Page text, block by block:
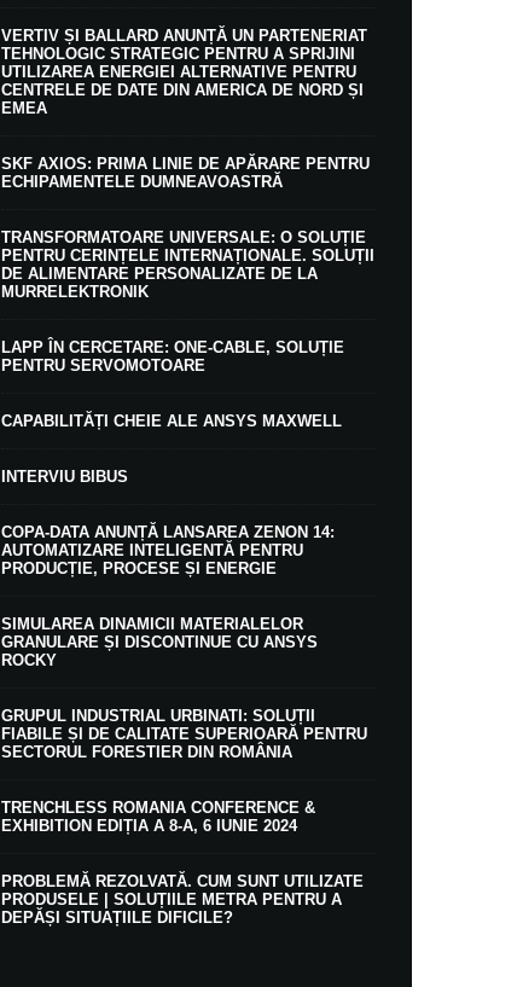
VERTIV ȘI BALLARD ANUNȚĂ UN PARTENERIAT
TEHNOLOGIC STRATEGIC PENTRU A SPRIJINI
UTILIZAREA ENERGIEI ALTERNATIVE PENTRU
CENTRELE DE DATE DIN AMERICA DE NORD ȘI
EMEA
SKF AXIOS: PRIMA LINIE DE APĂRARE PENTRU
ECHIPAMENTELE DUMNEAVOASTRĂ
TRANSFORMATOARE UNIVERSALE: O SOLUȚIE
PENTRU CERINȚELE INTERNAȚIONALE. SOLUȚII
DE ALIMENTARE PERSONALIZATE DE LA
MURRELEKTRONIK
LAPP ÎN CERCETARE: ONE-CABLE, SOLUȚIE
PENTRU SERVOMOTOARE
CAPABILITĂȚI CHEIE ALE ANSYS MAXWELL
INTERVIU BIBUS
COPA-DATA ANUNȚĂ LANSAREA ZENON 14:
AUTOMATIZARE INTELIGENTĂ PENTRU
PRODUCȚIE, PROCESE ȘI ENERGIE
SIMULAREA DINAMICII MATERIALELOR
GRANULARE ȘI DISCONTINUE CU ANSYS
ROCKY
GRUPUL INDUSTRIAL URBINATI: SOLUȚII
FIABILE ȘI DE CALITATE SUPERIOARĂ PENTRU
SECTORUL FORESTIER DIN ROMÂNIA
TRENCHLESS ROMANIA CONFERENCE &
EXHIBITION EDIȚIA A 8-A, 6 IUNIE 2024
PROBLEMĂ REZOLVATĂ. CUM SUNT UTILIZATE
PRODUSELE | SOLUȚIILE METRA PENTRU A
DEPĂȘI SITUAȚIILE DIFICILE?